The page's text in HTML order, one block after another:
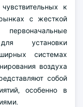
к
с жесткой
установки
системах
воздуха
собой
особенно в